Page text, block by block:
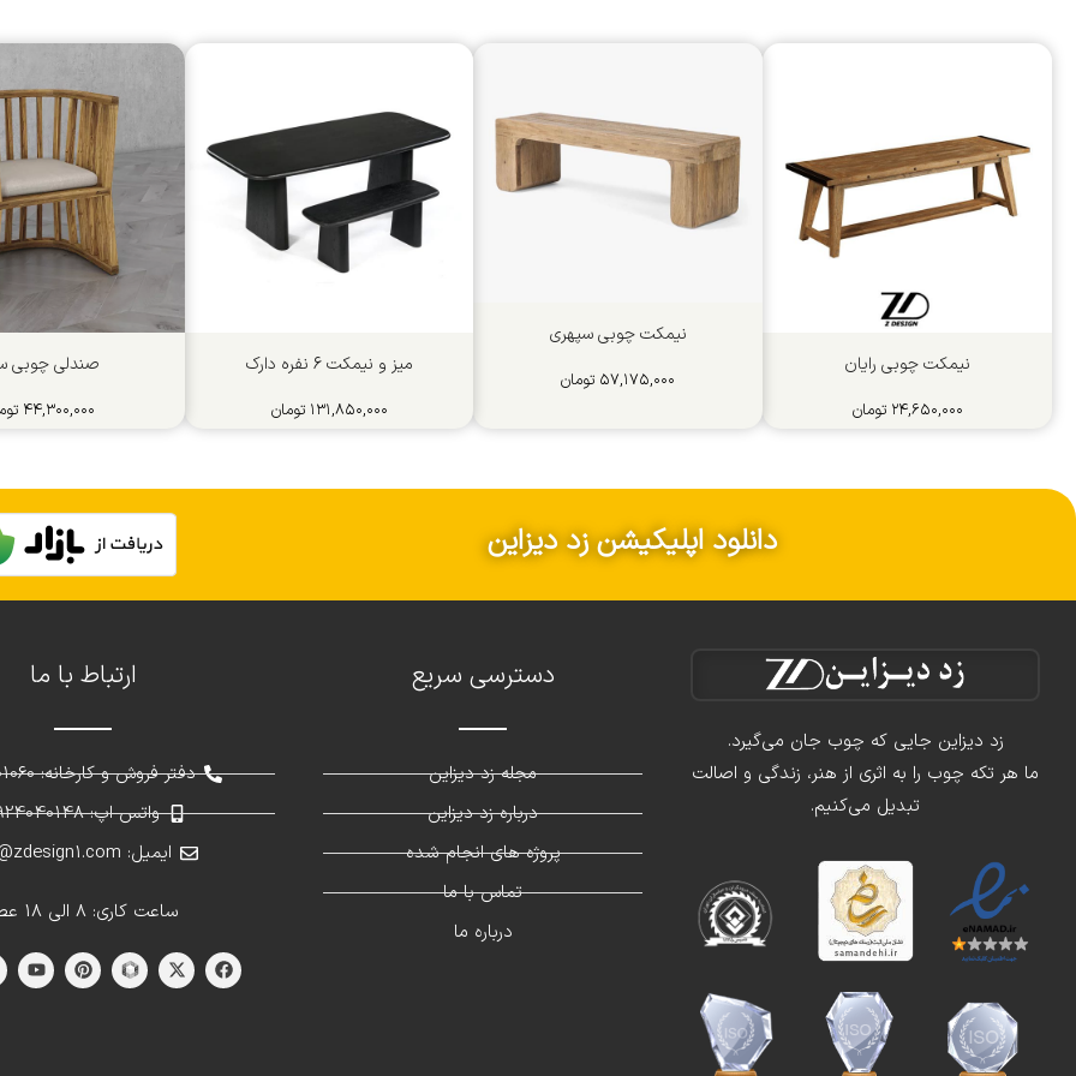
نیمکت چوبی رایان
۲۴,۶۵۰,۰۰۰ تومان
نیمکت چوبی سپهری
۵۷,۱۷۵,۰۰۰ تومان
میز و نیمکت 6 نفره دارک
۱۳۱,۸۵۰,۰۰۰ تومان
صندلی چوبی
۴۴,۳۰۰,۰۰۰
دانلود اپلیکیشن زد دیزاین
زد دیزاین جایی که چوب جان می‌گیرد.
ما هر تکه چوب را به اثری از هنر، زندگی و اصالت
تبدیل می‌کنیم.
دسترسی سریع
مجله زد دیزاین
درباره زد دیزاین
پروژه های انجام شده
تماس با ما
درباره ما
ارتباط با ما
دفتر فروش و کارخانه: 02691301060
واتس اپ: 09924040148
ایمیل: info@zdesign1.com
ساعت کاری: 8 الی 18 عصر